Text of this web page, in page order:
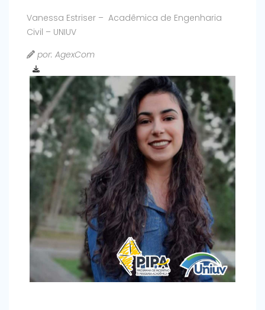
Vanessa Estriser – Acadêmica de Engenharia
Civil – UNIUV
por: AgexCom